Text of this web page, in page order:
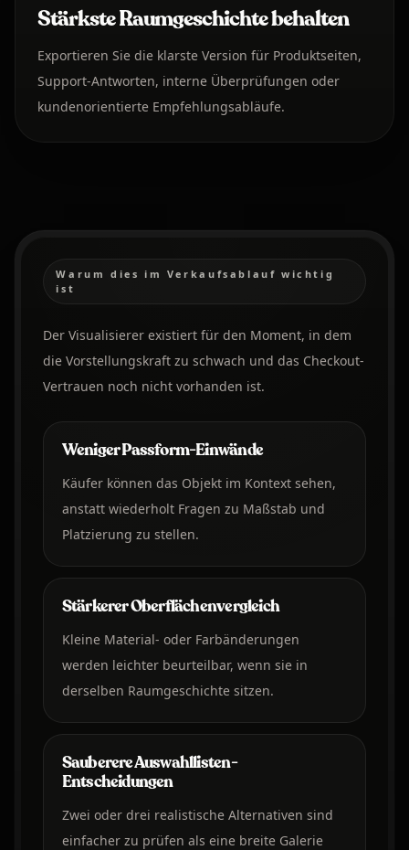
Stärkste Raumgeschichte behalten
Exportieren Sie die klarste Version für Produktseiten,
Support-Antworten, interne Überprüfungen oder
kundenorientierte Empfehlungsabläufe.
Warum dies im Verkaufsablauf wichtig
ist
Der Visualisierer existiert für den Moment, in dem
die Vorstellungskraft zu schwach und das Checkout-
Vertrauen noch nicht vorhanden ist.
Weniger Passform-Einwände
Käufer können das Objekt im Kontext sehen,
anstatt wiederholt Fragen zu Maßstab und
Platzierung zu stellen.
Stärkerer Oberflächenvergleich
Kleine Material- oder Farbänderungen
werden leichter beurteilbar, wenn sie in
derselben Raumgeschichte sitzen.
Sauberere Auswahllisten-
Entscheidungen
Zwei oder drei realistische Alternativen sind
einfacher zu prüfen als eine breite Galerie